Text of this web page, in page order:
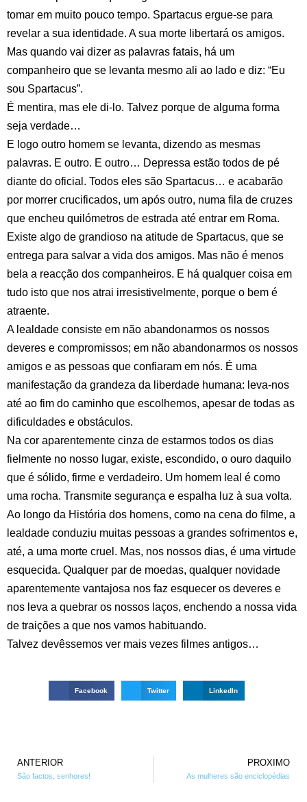
tomar em muito pouco tempo. Spartacus ergue-se para
revelar a sua identidade. A sua morte libertará os amigos.
Mas quando vai dizer as palavras fatais, há um
companheiro que se levanta mesmo ali ao lado e diz: “Eu
sou Spartacus”.
É mentira, mas ele di-lo. Talvez porque de alguma forma
seja verdade…
E logo outro homem se levanta, dizendo as mesmas
palavras. E outro. E outro… Depressa estão todos de pé
diante do oficial. Todos eles são Spartacus… e acabarão
por morrer crucificados, um após outro, numa fila de cruzes
que encheu quilómetros de estrada até entrar em Roma.
Existe algo de grandioso na atitude de Spartacus, que se
entrega para salvar a vida dos amigos. Mas não é menos
bela a reacção dos companheiros. E há qualquer coisa em
tudo isto que nos atrai irresistivelmente, porque o bem é
atraente.
A lealdade consiste em não abandonarmos os nossos
deveres e compromissos; em não abandonarmos os nossos
amigos e as pessoas que confiaram em nós. É uma
manifestação da grandeza da liberdade humana: leva-nos
até ao fim do caminho que escolhemos, apesar de todas as
dificuldades e obstáculos.
Na cor aparentemente cinza de estarmos todos os dias
fielmente no nosso lugar, existe, escondido, o ouro daquilo
que é sólido, firme e verdadeiro. Um homem leal é como
uma rocha. Transmite segurança e espalha luz à sua volta.
Ao longo da História dos homens, como na cena do filme, a
lealdade conduziu muitas pessoas a grandes sofrimentos e,
até, a uma morte cruel. Mas, nos nossos dias, é uma virtude
esquecida. Qualquer par de moedas, qualquer novidade
aparentemente vantajosa nos faz esquecer os deveres e
nos leva a quebrar os nossos laços, enchendo a nossa vida
de traições a que nos vamos habituando.
Talvez devêssemos ver mais vezes filmes antigos…
Facebook Twitter LinkedIn
ANTERIOR
São factos, senhores!
PROXIMO
As mulheres são enciclopédias